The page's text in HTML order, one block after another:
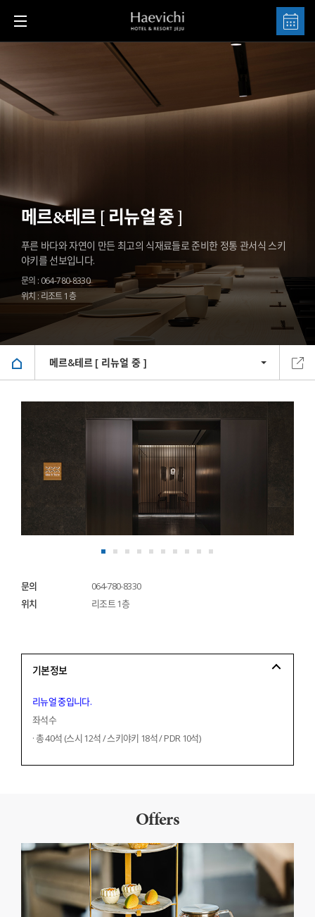
메르&테르 [ 리뉴얼 중 ]
푸른 바다와 자연이 만든 최고의 식재료들로 준비한 정통 관서식 스키
야키를 선보입니다.
문의 : 064-780-8330
위치 : 리조트 1층
메르&테르 [ 리뉴얼 중 ]
문의
064-780-8330
위치
리조트 1층
기본정보
리뉴얼 중입니다.
좌석수
· 총 40석 (스시 12석 / 스키야키 18석 / PDR 10석)
Offers